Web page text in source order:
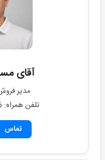
آقای
مدیر
تلفن همراه: 0913 40 55 226
تماس